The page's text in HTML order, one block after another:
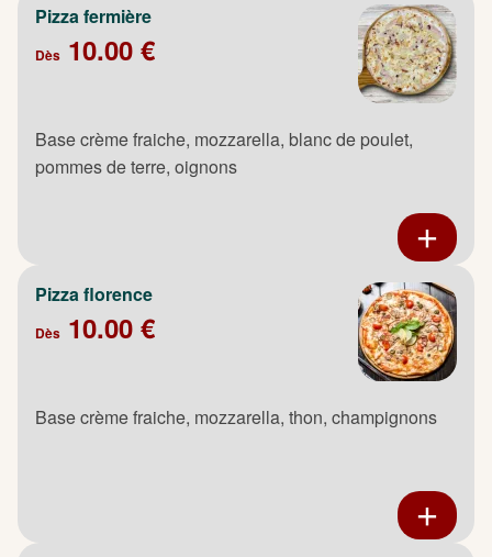
Pizza fermière
Dès 10.00 €
Base crème fraiche, mozzarella, blanc de poulet,
pommes de terre, oignons
Pizza florence
Dès 10.00 €
Base crème fraiche, mozzarella, thon, champignons